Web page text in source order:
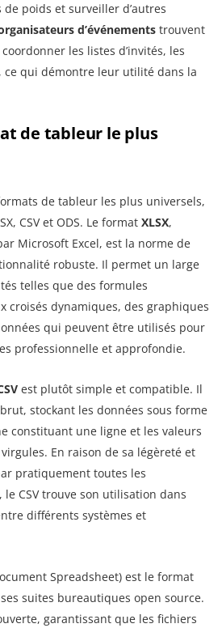
poids et surveiller d’autres
d’événements trouvent
les listes d’invités, les
ce qui démontre leur utilité dans la
de tableur le plus
de tableur les plus universels,
CSV et ODS. Le format XLSX,
Microsoft Excel, est la norme de
robuste. Il permet un large
telles que des formules
croisés dynamiques, des graphiques
qui peuvent être utilisés pour
professionnelle et approfondie.
est plutôt simple et compatible. Il
stockant les données sous forme
constituant une ligne et les valeurs
En raison de sa légèreté et
pratiquement toutes les
CSV trouve son utilisation dans
différents systèmes et
Spreadsheet) est le format
suites bureautiques open source.
garantissant que les fichiers